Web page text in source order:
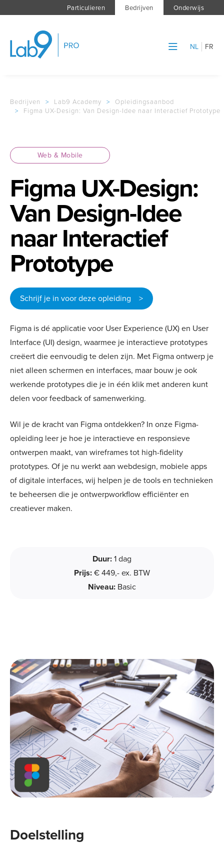
Particulieren Bedrijven Onderwijs
NL FR
Bedrijven > Lab9 Academy >
Opleidingsaanbod
>
Figma UX-Design: Van Design-Idee naar Interactief Prototype
Web & Mobile
Figma UX-Design:
Van Design-Idee
naar Interactief
Prototype
Schrijf je in voor deze opleiding >
Figma is dé applicatie voor User Experience (UX) en User
Interface (UI) design, waarmee je interactieve prototypes
creëert die eenvoudig te delen zijn. Met Figma ontwerp je
niet alleen schermen en interfaces, maar bouw je ook
werkende prototypes die je in één klik met anderen kunt
delen voor feedback of samenwerking.
Wil je de kracht van Figma ontdekken? In onze Figma-
opleiding leer je hoe je interactieve en responsieve
ontwerpen maakt, van wireframes tot high-fidelity
prototypes. Of je nu werkt aan webdesign, mobiele apps
of digitale interfaces, wij helpen je de tools en technieken
te beheersen die je ontwerpworkflow efficiënter en
creatiever maken.
Duur:1 dag
Prijs:€ 449,- ex. BTW
Niveau: Basic
Doelstelling